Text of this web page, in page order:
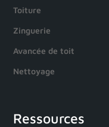
Toiture
Zinguerie
Avancée de toit
Nettoyage
Ressources